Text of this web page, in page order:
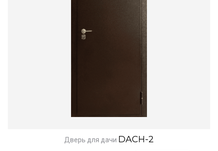
Дверь для дачи DACH-2